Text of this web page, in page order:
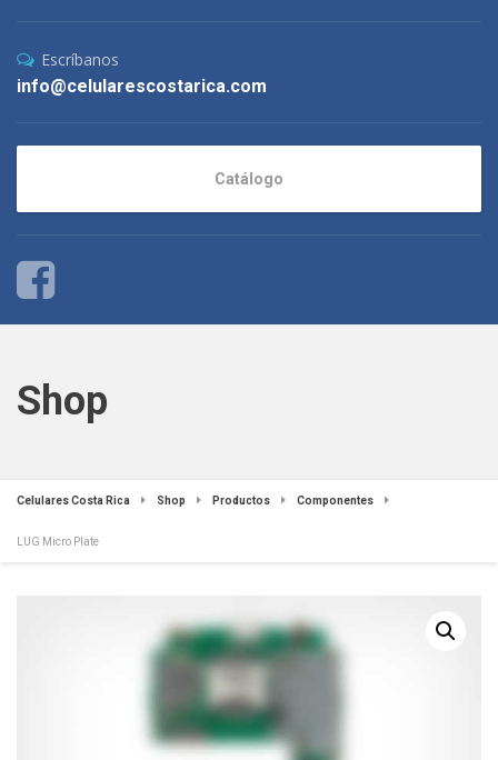
Escríbanos
info@celularescostarica.com
Catálogo
Shop
Celulares Costa Rica Shop Productos Componentes
LUG Micro Plate